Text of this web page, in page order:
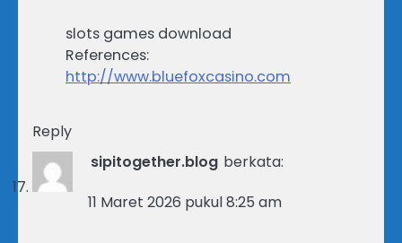
slots games download
References:
http://www.bluefoxcasino.com
Reply
sipitogether.blog berkata:
11 Maret 2026 pukul 8:25 am